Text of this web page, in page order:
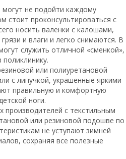
не подойти каждому
стоит проконсультироваться с
носить валенки с калошами,
и влаги и легко снимаются. В
служить отличной «сменкой»,
или полиуретановой
с липучкой, украшенные яркими
правильную и комфортную
ноги.
производителей с текстильным
или резиновой подошве по
не уступают зимней
сохраняя все полезные